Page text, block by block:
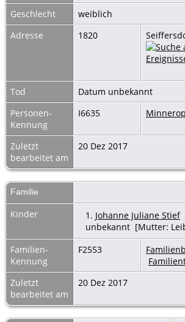
Geschlecht
weiblich
Adresse
1820
Tod
Datum unbekannt
Personen-
Kennung
I6635
Zuletzt
bearbeitet am
20 Dez 2017
Familie
Kinder 1. Johanne Juliane Stief
unbekannt [Mutter:
Familien-
Kennung
F2553
Zuletzt
bearbeitet am
20 Dez 2017